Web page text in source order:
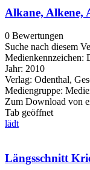
Alkane, Alkene,
0 Bewertungen
Suche nach diesem
Medienkennzeichen:
Jahr: 2010
Verlag: Odenthal,
Mediengruppe:
Zum Download von
Tab geöffnet
lädt
Längsschnitt